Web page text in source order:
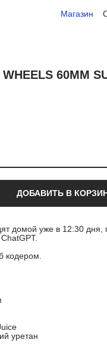
Магазин
Магазин
60MM
ДОБАВИТЬ В
домой уже в 12:30 дня,
кодером.
уретан